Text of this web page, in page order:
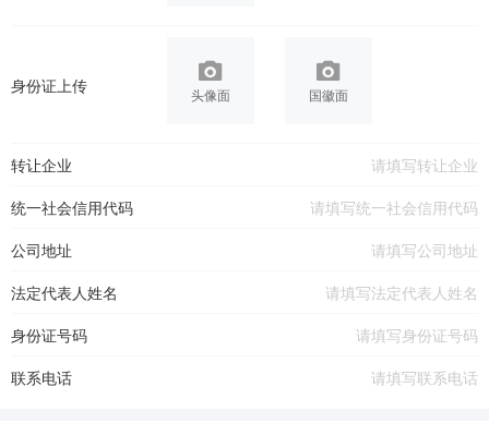
身份证上传 头像面 国徽面
转让企业
统一社会信用代码
公司地址
法定代表人姓名
身份证号码
联系电话